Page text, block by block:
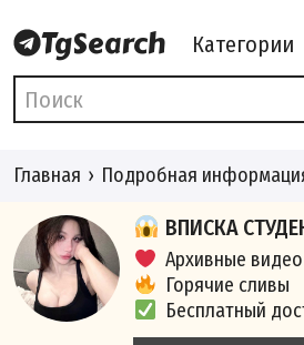
Категории
Главная Подробная
ВПИСКА
Архивные видео
Горячие сливы
Бесплатный